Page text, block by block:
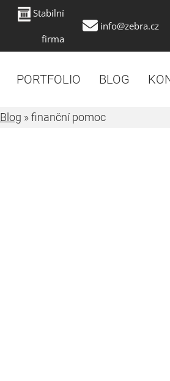
Stabilní
firma
info@zebra.cz
PORTFOLIO BLOG
Blog »finanční pomoc